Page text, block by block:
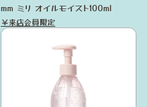
mm ミリ オイルモイスト100ml
￥来店会員限定